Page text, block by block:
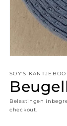
SOY'S
Belastingen
checkout.